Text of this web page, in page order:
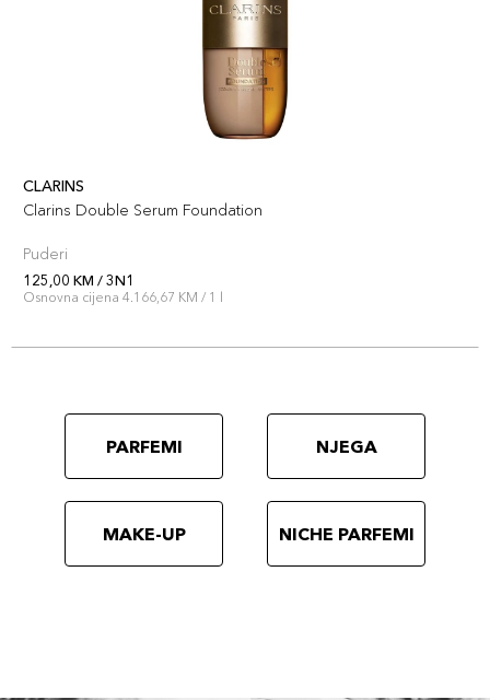
CLARINS
Clarins Double Serum Foundation
Puderi
125,00 KM / 3N1
Osnovna cijena 4.166,67 KM / 1 l
PARFEMI NJEGA
MAKE-UP NICHE PARFEMI